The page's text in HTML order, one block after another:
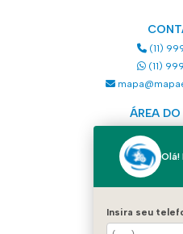
(11)
(11)
ÁREA
Olá!
Insira seu